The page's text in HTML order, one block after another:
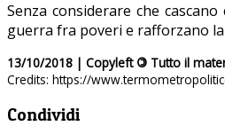
Senza considerare che
guerra fra poveri e rafforzano la
13/10/2018 | Copyleft © Tutto il
Credits: https://
Condividi